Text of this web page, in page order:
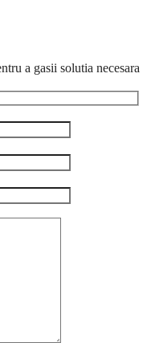
a gasii solutia necesara